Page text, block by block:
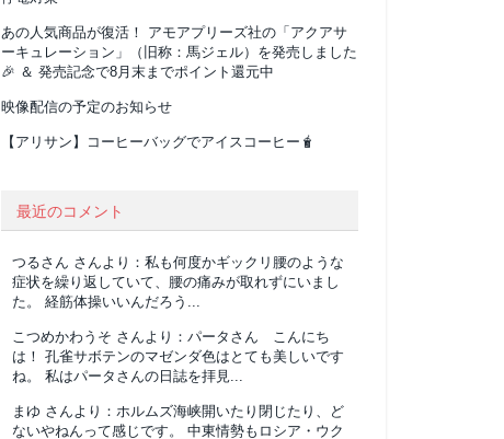
あの人気商品が復活！ アモアプリーズ社の「アクアサ
ーキュレーション」（旧称：馬ジェル）を発売しました
🎉 ＆ 発売記念で8月末までポイント還元中
映像配信の予定のお知らせ
【アリサン】コーヒーバッグでアイスコーヒー🧋
最近のコメント
つるさん さんより： 私も何度かギックリ腰のような
症状を繰り返していて、腰の痛みが取れずにいまし
た。 経筋体操いいんだろう...
こつめかわうそ さんより： パータさん こんにち
は！ 孔雀サボテンのマゼンダ色はとても美しいです
ね。 私はパータさんの日誌を拝見...
まゆ さんより： ホルムズ海峡開いたり閉じたり、ど
ないやねんって感じです。 中東情勢もロシア・ウク